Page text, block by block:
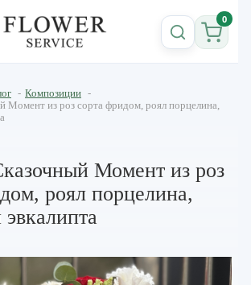
0
- Композиции -
Момент из роз сорта фридом, роял порцелина,
Момент из роз
роял порцелина,